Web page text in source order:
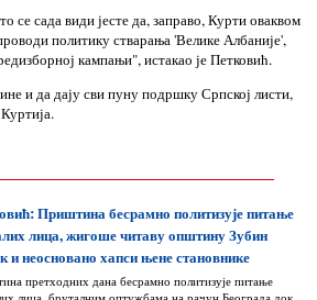
се сада види јесте да, заправо, Курти оваквом
политику стварања 'Велике Албаније',
кампањи", истакао је Петковић.
и да дају сви пуну подршку Српској листи,
Приштина бесрамно политизује питање
лица, жигоше читаву општину Зубин
и неосновано хапси њене становнике
претходних дана бесрамно политизује питање